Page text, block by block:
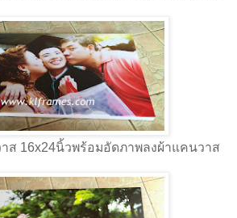
ส 16x24นิ้วพร้อมอัดภาพลงผ้าแคนวาส